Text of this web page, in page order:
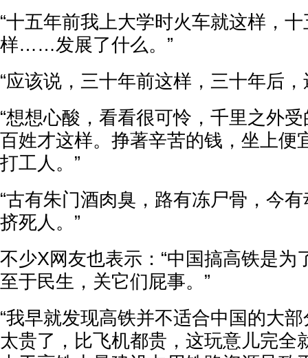
“十五年前我上大学时火车就这样，
样……发展了什么。”
“应该说，三十年前这样，三十年后，
“想想心酸，看看很可怜，千里之外
百姓才这样。挣著辛苦的钱，坐上便
打工人。”
“古有朱门酒肉臭，路有冻尸骨，今
挤死人。”
不少X网友也表示：“中国搞高铁是为
至于民生，关它们屁事。”
“我早就发现高铁并不适合中国的大
太贵了，比飞机都贵，这玩意儿完全